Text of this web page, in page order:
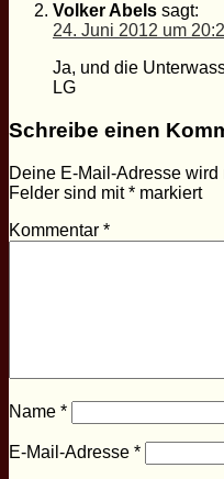
Volker Abels sagt:
24. Juni 2012 um
Ja, und die
LG
Schreibe einen
Deine E-Mail-Adresse wird
Felder sind mit* markiert
Kommentar *
Name *
E-Mail-Adresse *